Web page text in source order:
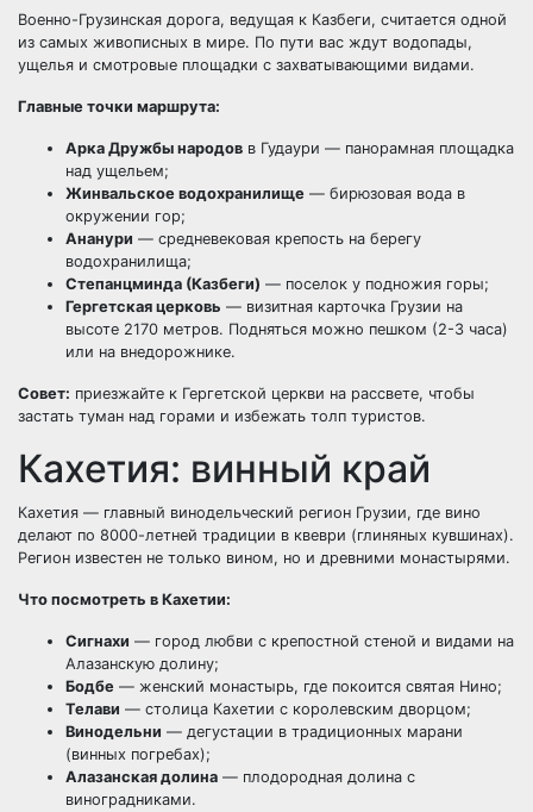
Военно-Грузинская дорога, ведущая к Казбеги, считается одной
из самых живописных в мире. По пути вас ждут водопады,
ущелья и смотровые площадки с захватывающими видами.
Главные точки маршрута:
Арка Дружбы народов в Гудаури — панорамная площадка
над ущельем;
Жинвальское водохранилище — бирюзовая вода в
окружении гор;
Ананури — средневековая крепость на берегу
водохранилища;
Степанцминда (Казбеги) — поселок у подножия горы;
Гергетская церковь — визитная карточка Грузии на
высоте 2170 метров. Подняться можно пешком (2-3 часа)
или на внедорожнике.
Совет: приезжайте к Гергетской церкви на рассвете, чтобы
застать туман над горами и избежать толп туристов.
Кахетия: винный край
Кахетия — главный винодельческий регион Грузии, где вино
делают по 8000-летней традиции в квеври (глиняных кувшинах).
Регион известен не только вином, но и древними монастырями.
Что посмотреть в Кахетии:
Сигнахи — город любви с крепостной стеной и видами на
Алазанскую долину;
Бодбе — женский монастырь, где покоится святая Нино;
Телави — столица Кахетии с королевским дворцом;
Винодельни — дегустации в традиционных марани
(винных погребах);
Алазанская долина — плодородная долина с
виноградниками.